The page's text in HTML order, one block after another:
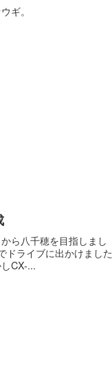
ギ。
ら八千穂を目指しまし
ドライブに出かけました
CX-...